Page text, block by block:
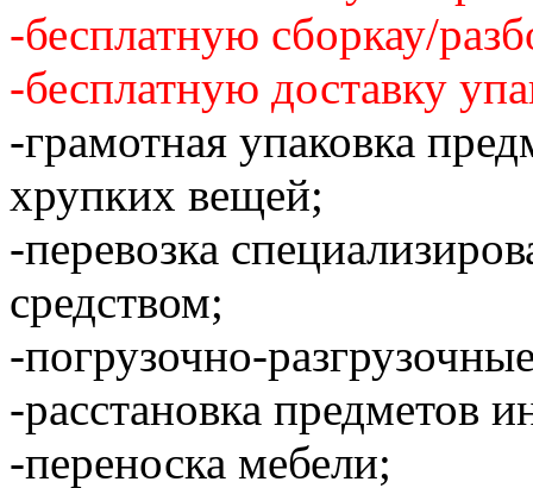
-бесплатную сборкау/
-бесплатную доставку
-грамотная упаковка
хрупких вещей;
-перевозка
средством;
-погрузочно-
-расстановка предметов
-переноска мебели;